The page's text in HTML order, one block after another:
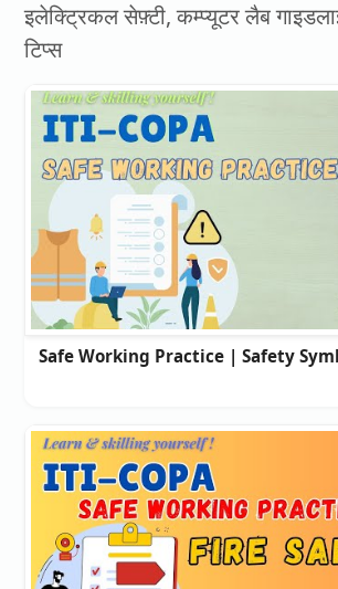
इलेक्ट्रिकल सेफ़्टी, कम्प्यूटर लैब
टिप्स
Safe Working Practice | Safety